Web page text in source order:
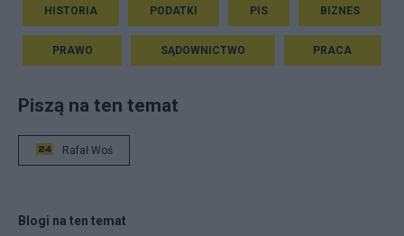
HISTORIA PODATKI PIS BIZNES
PRAWO SĄDOWNICTWO PRACA
Piszą na ten temat
Rafał Woś
Blogi na ten temat